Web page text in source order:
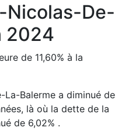
Nicolas-De-
2024
de 11,60% à la
La-Balerme a diminué de
là où la dette de la
de 6,02% .